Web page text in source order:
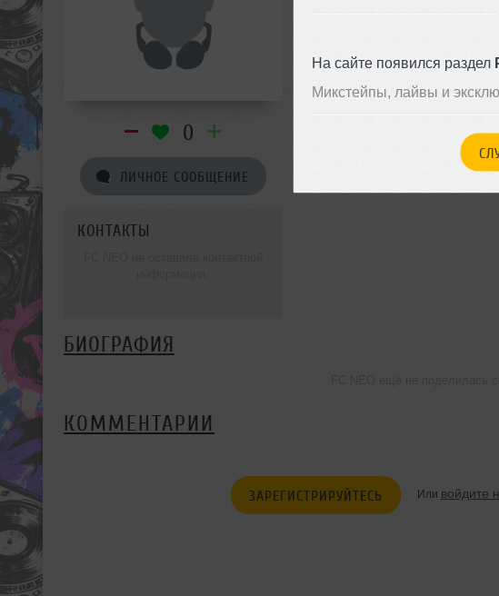
На сайте появился раздел
Микстейпы, лайвы и
0
ЛИЧНОЕ СООБЩЕНИЕ
КОНТАКТЫ
БИОГРАФИЯ
КОММЕНТАРИИ
ЗАРЕГИСТРИРУЙТЕСЬ Или войдите